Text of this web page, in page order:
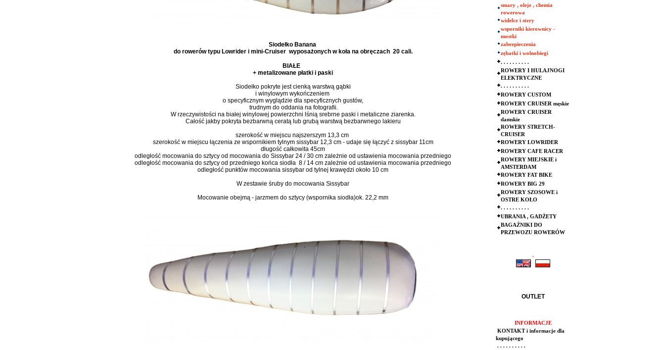
Siodełko Banana
do rowerów typu Lowrider i mini-Cruiser wyposażonych w koła na obręczach 20 cali.
BIAŁE
+ metalizowane płatki i paski
Siodełko pokryte jest cienką warstwą gąbki
i winylowym wykończeniem
o specyficznym wyglądzie dla specyficznych gustów,
trudnym do oddania na fotografii.
W rzeczywistości na białej winylowej powierzchni lśnią srebrne paski i metaliczne ziarenka.
Całość jakby pokryta bezbarwną ceratą lub grubą warstwą bezbarwnego lakieru
szerokość w miejscu najszerszym 13,3 cm
szerokość w miejscu łączenia ze wspornikiem tylnym sissybar 12,3 cm - udaje się łączyć z sissybar 11cm
długość całkowita 45cm
odległość mocowania do sztycy od mocowania do Sissybar 24 / 30 cm zależnie od ustawienia mocowania przedniego
odległość mocowania do sztycy od przedniego końca siodła 8 / 14 cm zależnie od ustawienia mocowania przedniego
odległość punktów mocowania sissybar od tylnej krawędzi około 10 cm
W zestawie śruby do mocowania Sissybar
Mocowanie obejmą - jarzmem do sztycy (wspornika siodła)ok. 22,2 mm
smary , oleje , chemia
rowerowa
widelce i stery
wsporniki kierownicy -
mostki
zabezpieczenia
zębatki i wolnobiegi
. . . . . . . . . .
ROWERY I HULAJNOGI
ELEKTRYCZNE
. . . . . . . . . .
ROWERY CUSTOM
ROWERY CRUISER męskie
ROWERY CRUISER
damskie
ROWERY STRETCH-
CRUISER
ROWERY LOWRIDER
ROWERY CAFE RACER
ROWERY MIEJSKIE i
AMSTERDAM
ROWERY FAT BIKE
ROWERY BIG 29
ROWERY SZOSOWE i
OSTRE KOŁO
. . . . . . . . . .
UBRANIA , GADŻETY
BAGAŻNIKI DO
PRZEWOZU ROWERÓW
.
OUTLET
INFORMACJE
KONTAKT i informacje dla
kupującego
. . . . . . . . . .